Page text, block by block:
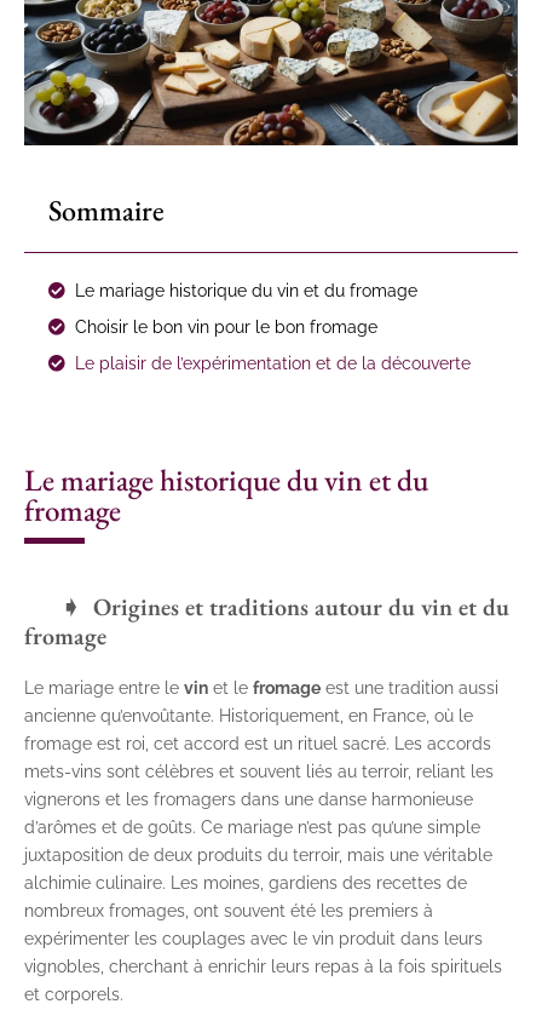
Sommaire
Le mariage historique du vin et du fromage
Choisir le bon vin pour le bon fromage
Le plaisir de l’expérimentation et de la découverte
Le mariage historique du vin et du
fromage
Origines et traditions autour du vin et du
fromage
Le mariage entre le vin et le fromage est une tradition aussi
ancienne qu’envoûtante. Historiquement, en France, où le
fromage est roi, cet accord est un rituel sacré. Les accords
mets-vins sont célèbres et souvent liés au terroir, reliant les
vignerons et les fromagers dans une danse harmonieuse
d’arômes et de goûts. Ce mariage n’est pas qu’une simple
juxtaposition de deux produits du terroir, mais une véritable
alchimie culinaire. Les moines, gardiens des recettes de
nombreux fromages, ont souvent été les premiers à
expérimenter les couplages avec le vin produit dans leurs
vignobles, cherchant à enrichir leurs repas à la fois spirituels
et corporels.